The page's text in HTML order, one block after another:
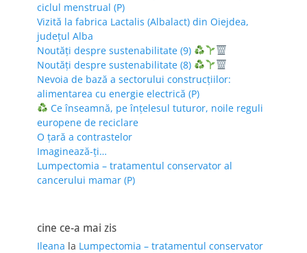
ciclul menstrual (P)
Vizită la fabrica Lactalis (Albalact) din Oiejdea,
județul Alba
Noutăți despre sustenabilitate (9)
Noutăți despre sustenabilitate (8)
Nevoia de bază a sectorului construcțiilor:
alimentarea cu energie electrică (P)
Ce înseamnă, pe înțelesul tuturor, noile reguli
europene de reciclare
O țară a contrastelor
Imaginează-ți…
Lumpectomia – tratamentul conservator al
cancerului mamar (P)
cine ce-a mai zis
Ileana la Lumpectomia – tratamentul conservator